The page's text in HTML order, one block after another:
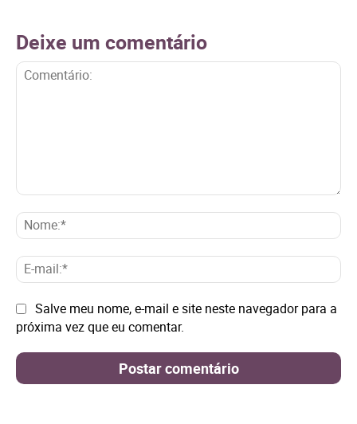
Deixe um comentário
E-
Site: Salve meu nome, e-mail e site neste navegador para a
próxima vez que eu comentar.